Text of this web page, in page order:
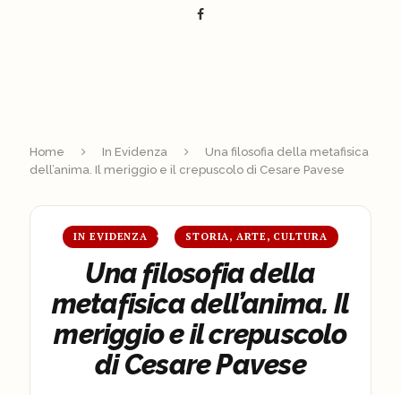
Home In Evidenza
Una filosofia della metafisica
dell’anima. Il meriggio e il crepuscolo di Cesare Pavese
IN EVIDENZA STORIA, ARTE, CULTURA
Una filosofia della
metafisica dell’anima. Il
meriggio e il crepuscolo
di Cesare Pavese